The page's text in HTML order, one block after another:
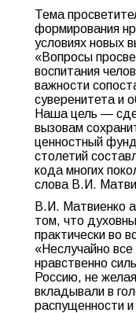
Тема
формирования
условиях новых
«Вопросы
воспитания
важности
суверенитета и
Наша цель —
вызовам
ценностный
столетий
кода многих
слова В.И.
В.И. Матвиенко
том, что
практически во
«Неслучайно
нравственно
Россию, не
вкладывали в
распущенности